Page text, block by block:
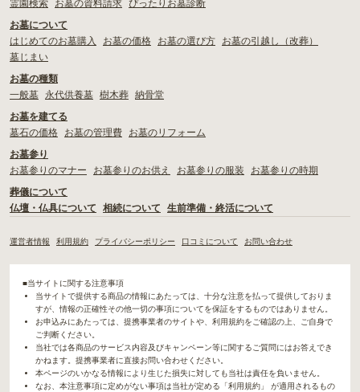
霊園検索
お墓の資料請求 ぴったりお墓診断
お墓について
はじめてのお墓購入
お墓の価格 お墓の選び方
お墓の引越し（改葬）
墓じまい
お墓の種類
一般墓
永代供養墓 樹木葬 納骨堂
お墓を建てる
墓石の価格
お墓の管理費
お墓のリフォーム
お墓参り
お墓参りのマナー
お墓参りのお供え お墓参りの服装
お墓参りの時期
葬儀について
仏壇・仏具について
相続について 生前準備・終活について
運営者情報 利用規約 プライバシーポリシー 口コミについて お問い合わせ
■当サイトに関する注意事項
当サイトで提供する商品の情報にあたっては、十分な注意を払って提供しておりま
すが、情報の正確性その他一切の事項についてを保証をするものではありません。
お申込みにあたっては、提携事業者のサイトや、利用規約をご確認の上、ご自身で
ご判断ください。
当社では各商品のサービス内容及びキャンペーン等に関するご質問にはお答えでき
かねます。提携事業者に直接お問い合わせください。
本ページのいかなる情報により生じた損失に対しても当社は責任を負いません。
なお、本注意事項に定めがない事項は当社が定める「利用規約」 が適用されるもの